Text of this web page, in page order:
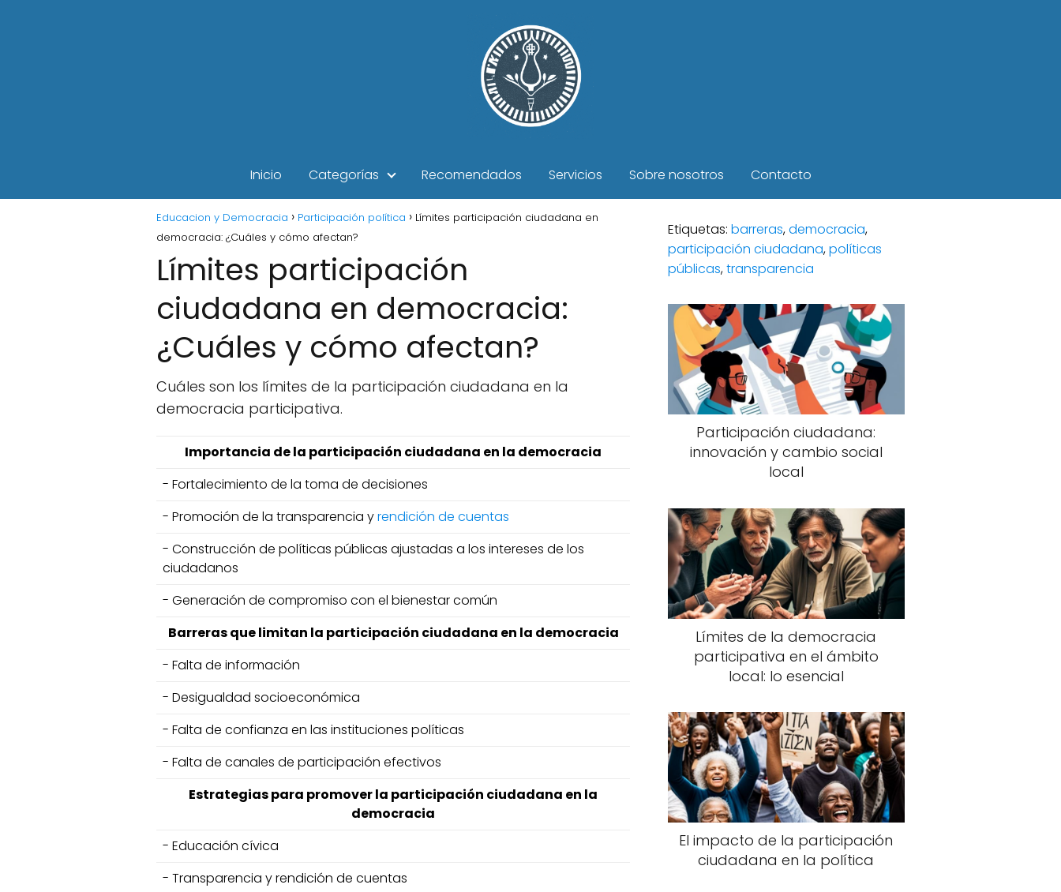
Inicio Categorías Recomendados Servicios Sobre nosotros Contacto
Educacion y Democracia Participación política
Límites participación ciudadana en
democracia: ¿Cuáles y cómo afectan?
Límites participación
ciudadana en democracia:
¿Cuáles y cómo afectan?
Cuáles son los límites de la participación ciudadana en la
democracia participativa.
Importancia de la participación ciudadana en la democracia
- Fortalecimiento de la toma de decisiones
- Promoción de la transparencia yrendición de cuentas
- Construcción de políticas públicas ajustadas a los intereses de los
ciudadanos
- Generación de compromiso con el bienestar común
Barreras que limitan la participación ciudadana en la democracia
- Falta de información
- Desigualdad socioeconómica
- Falta de confianza en las instituciones políticas
- Falta de canales de participación efectivos
Estrategias para promover la participación ciudadana en la
democracia
- Educación cívica
- Transparencia y rendición de cuentas
Etiquetas: barreras,democracia,
participación ciudadana,políticas
públicas,transparencia
Participación ciudadana:
innovación y cambio social
local
Límites de la democracia
participativa en el ámbito
local: lo esencial
El impacto de la participación
ciudadana en la política